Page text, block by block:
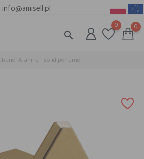
info@amisell.pl
search
0 0
Alahine - solid perfume